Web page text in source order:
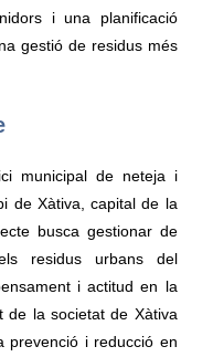
i una planificació
gestió de residus més
municipal de neteja i
de Xàtiva, capital de la
busca gestionar de
residus urbans del
i actitud en la
de la societat de Xàtiva
prevenció i reducció en